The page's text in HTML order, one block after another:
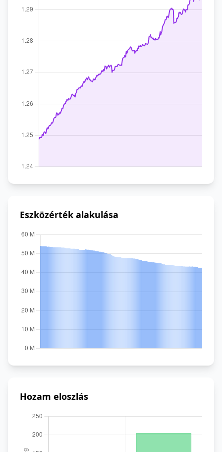
Eszközérték alakulása
Hozam eloszlás